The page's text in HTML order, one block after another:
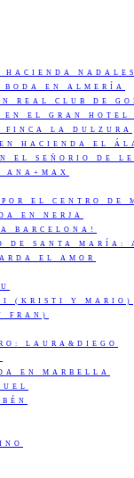
NADALES
EN ALMERÍA
REAL CLUB DE
EL GRAN HOTEL
FINCA LA DULZURA
HACIENDA EL
EL SEÑORIO DE
ANA+MAX
EL CENTRO DE
EN NERJA
BARCELONA!
DE SANTA MARÍA:
EL AMOR
(KRISTI Y MARIO)
FRAN)
LAURA&DIEGO
EN MARBELLA